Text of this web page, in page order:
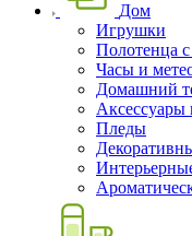
Дом
Игрушки
Полотенца
Часы и
Домашний
Аксессуары
Пледы